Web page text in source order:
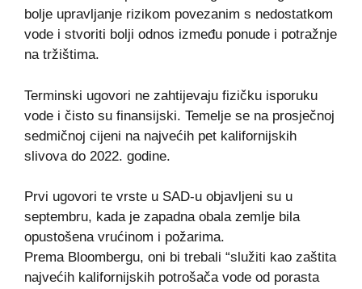
bolje upravljanje rizikom povezanim s nedostatkom
vode i stvoriti bolji odnos između ponude i potražnje
na tržištima.
Terminski ugovori ne zahtijevaju fizičku isporuku
vode i čisto su finansijski. Temelje se na prosječnoj
sedmičnoj cijeni na najvećih pet kalifornijskih
slivova do 2022. godine.
Prvi ugovori te vrste u SAD-u objavljeni su u
septembru, kada je zapadna obala zemlje bila
opustošena vrućinom i požarima.
Prema Bloombergu, oni bi trebali “služiti kao zaštita
najvećih kalifornijskih potrošača vode od porasta